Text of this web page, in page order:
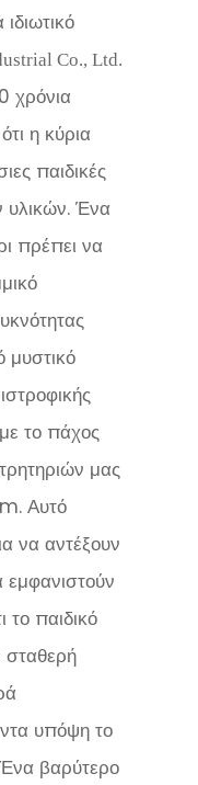
Co., Ltd.
χρόνια
η κύρια
παιδικές
υλικών. Ένα
πρέπει να
μυστικό
το πάχος
μας
Αυτό
να αντέξουν
εμφανιστούν
το παιδικό
σταθερή
υπόψη το
Ένα βαρύτερο